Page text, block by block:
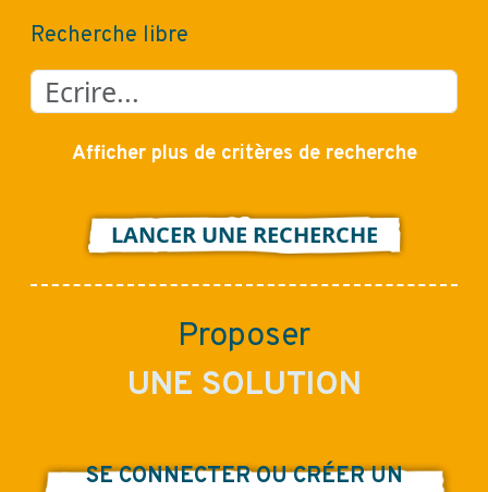
Recherche libre
Afficher plus de critères de recherche
LANCER UNE RECHERCHE
Proposer
UNE SOLUTION
SE CONNECTER OU CRÉER UN